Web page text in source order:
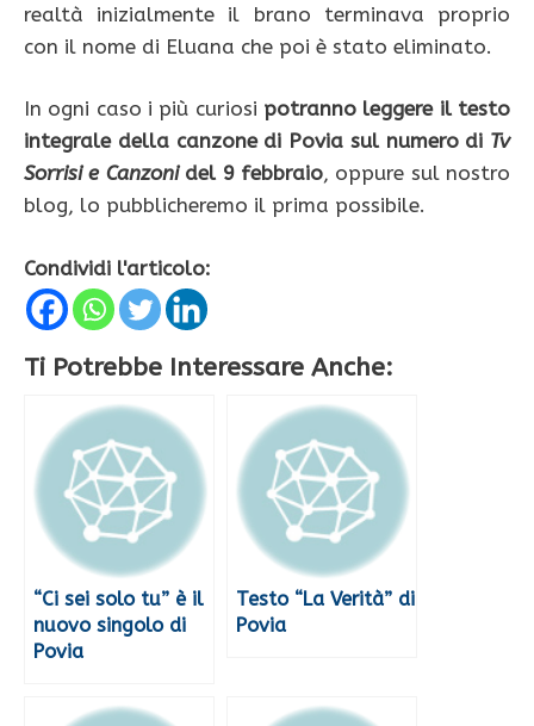
realtà inizialmente il brano terminava proprio
con il nome di Eluana che poi è stato eliminato.
In ogni caso i più curiosi potranno leggere il testo
integrale della canzone di Povia sul numero di Tv
Sorrisi e Canzonidel 9 febbraio, oppure sul nostro
blog, lo pubblicheremo il prima possibile.
Condividi l'articolo:
Ti Potrebbe Interessare Anche:
“Ci sei solo tu” è il
nuovo singolo di
Povia
Testo “La Verità” di
Povia